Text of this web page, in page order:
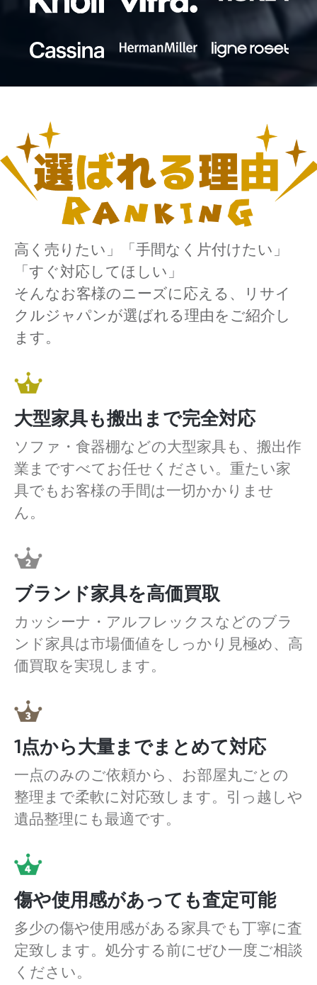
高く売りたい」「手間なく片付けたい」
「すぐ対応してほしい」
そんなお客様のニーズに応える、リサイ
クルジャパンが選ばれる理由をご紹介し
ます。
大型家具も搬出まで完全対応
ソファ・食器棚などの大型家具も、搬出作
業まですべてお任せください。重たい家
具でもお客様の手間は一切かかりませ
ん。
ブランド家具を高価買取
カッシーナ・アルフレックスなどのブラ
ンド家具は市場価値をしっかり見極め、高
価買取を実現します。
1点から大量までまとめて対応
一点のみのご依頼から、お部屋丸ごとの
整理まで柔軟に対応致します。引っ越しや
遺品整理にも最適です。
傷や使用感があっても査定可能
多少の傷や使用感がある家具でも丁寧に査
定致します。処分する前にぜひ一度ご相談
ください。